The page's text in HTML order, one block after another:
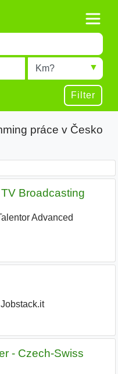
Radius
Filter
práce v Česko
Broadcasting
Advanced
Jobstack.it
- Czech-Swiss